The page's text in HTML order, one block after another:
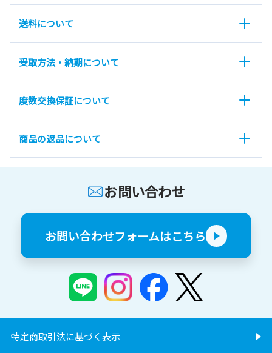
送料について
受取方法・納期について
度数交換保証について
商品の返品について
お問い合わせ
お問い合わせフォームはこちら
特定商取引法に基づく表示